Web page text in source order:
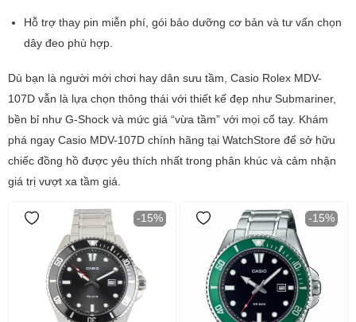
Hỗ trợ thay pin miễn phí, gói bảo dưỡng cơ bản và tư vấn chọn
dây đeo phù hợp.
Dù bạn là người mới chơi hay dân sưu tầm, Casio Rolex MDV-
107D vẫn là lựa chọn thông thái với thiết kế đẹp như Submariner,
bền bỉ như G-Shock và mức giá “vừa tầm” với mọi cổ tay. Khám
phá ngay Casio MDV-107D chính hãng tại WatchStore để sở hữu
chiếc đồng hồ được yêu thích nhất trong phân khúc và cảm nhận
giá trị vượt xa tầm giá.
-15% -15%